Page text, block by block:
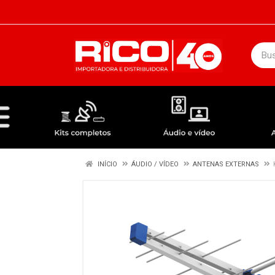
INÍCIO ÁUDIO / VÍDEO ANTENAS EXTERNAS